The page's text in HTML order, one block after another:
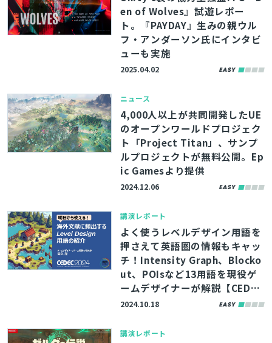
en of Wolves』試遊レポー
ト。『PAYDAY』生みの親ウル
フ・アンダーソン氏にインタビ
ューも実施
2025.04.02
ニュース
4,000人以上が共同開発したUE
のオープンワールドプロジェク
ト「Project Titan」、サンプ
ルプロジェクトが無料公開。Ep
ic Gamesより提供
2024.12.06
講演レポート
よく使うレベルデザイン用語を
押さえて英語圏の情報もキャッ
チ！Intensity Graph、Blocko
ut、POIsなど13用語を現役ゲ
ームデザイナーが解説【CEDEC
2024】
2024.10.18
講演レポート